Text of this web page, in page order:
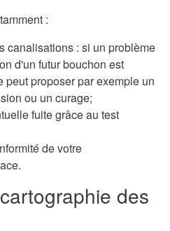
:
canalisations : si un problème
d'un futur bouchon est
peut proposer par exemple un
ou un curage;
fuite grâce au test
de votre
des